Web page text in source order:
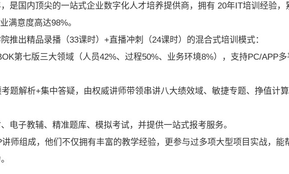
是国内顶尖的一站式企业数字化人才培养提供商，拥有 20年IT培训经验，
满意度高达98%。
推出精品录播（33课时）+直播冲刺（24课时）的混合式培训模式：
第七版三大领域（人员42%、过程50%、业务环境8%），支持PC/APP多
题解析+集中答疑，由权威讲师带领串讲八大绩效域、敏捷专题、挣值计
电子教辅、精准题库、模拟考试，并提供一站式报考服务。
师组成，他们不仅拥有丰富的教学经验，更参与过多项大型项目实战，能